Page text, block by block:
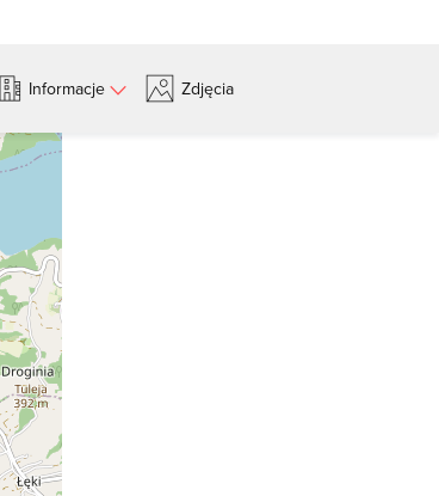
Informacje Zdjęcia